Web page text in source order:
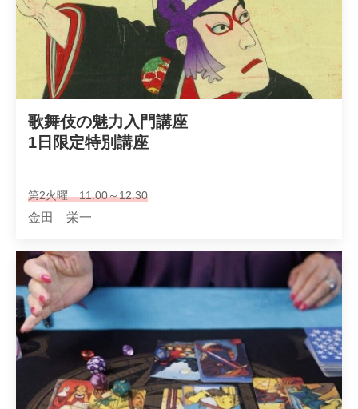
歌舞伎の魅力入門講座
1日限定特別講座
第2火曜 11:00～12:30
金田 栄一